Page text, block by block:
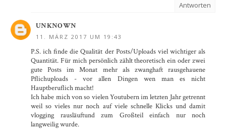
Antworten
UNKNOWN
11. MÄRZ 2017 UM 19:43
P.S. ich finde die Qualität der Posts/Uploads viel wichtiger als
Quantität. Für mich persönlich zählt theoretisch ein oder zwei
gute Posts im Monat mehr als zwanghaft rausgehauene
Pflichuploads - vor allen Dingen wen man es nicht
Hauptberuflich macht!
Ich habe mich von so vielen Youtubern im letzten Jahr getrennt
weil so vieles nur noch auf viele schnelle Klicks und damit
vlogging rausläuftund zum Großteil einfach nur noch
langweilig wurde.